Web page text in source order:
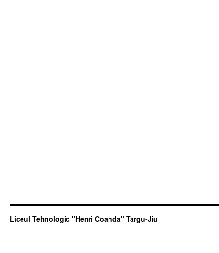
Liceul Tehnologic "Henri Coanda" Targu-Jiu